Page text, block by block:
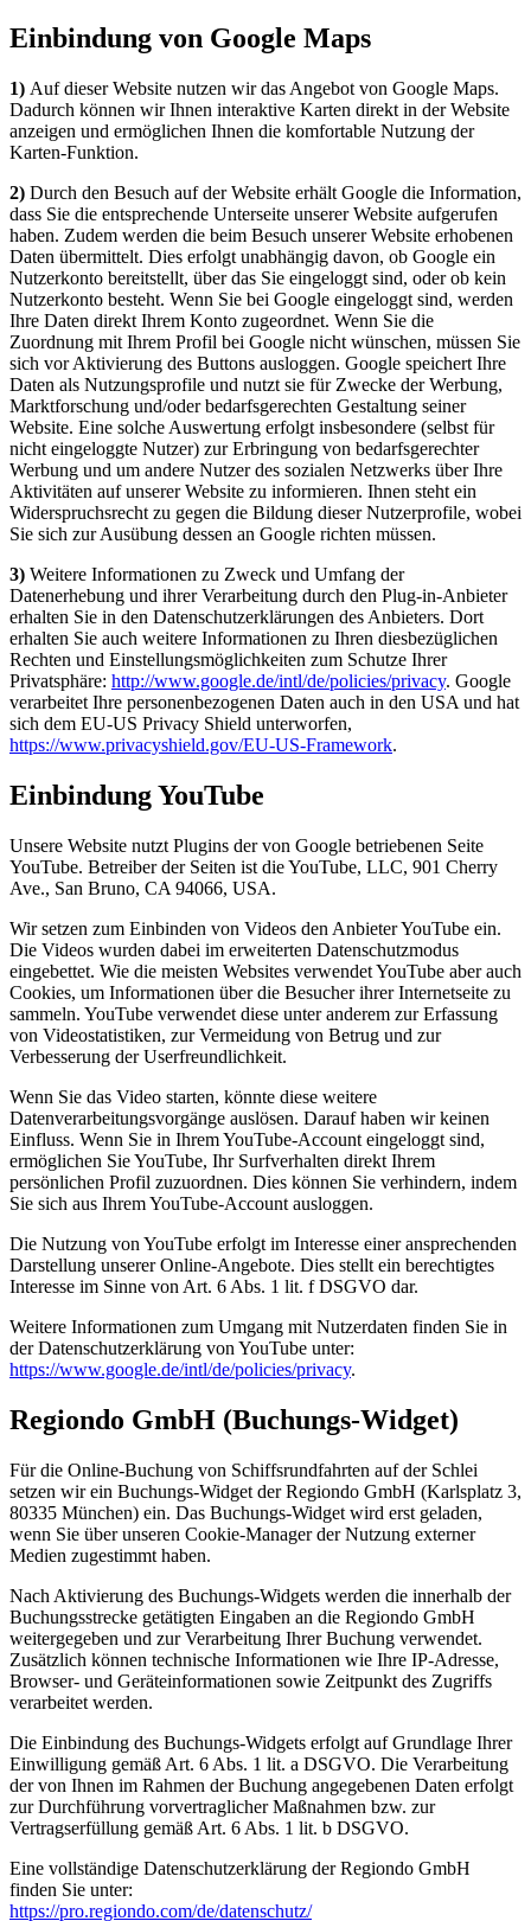
Einbindung von Google Maps
1) Auf dieser Website nutzen wir das Angebot von Google Maps.
Dadurch können wir Ihnen interaktive Karten direkt in der Website
anzeigen und ermöglichen Ihnen die komfortable Nutzung der
Karten-Funktion.
2) Durch den Besuch auf der Website erhält Google die Information,
dass Sie die entsprechende Unterseite unserer Website aufgerufen
haben. Zudem werden die beim Besuch unserer Website erhobenen
Daten übermittelt. Dies erfolgt unabhängig davon, ob Google ein
Nutzerkonto bereitstellt, über das Sie eingeloggt sind, oder ob kein
Nutzerkonto besteht. Wenn Sie bei Google eingeloggt sind, werden
Ihre Daten direkt Ihrem Konto zugeordnet. Wenn Sie die
Zuordnung mit Ihrem Profil bei Google nicht wünschen, müssen Sie
sich vor Aktivierung des Buttons ausloggen. Google speichert Ihre
Daten als Nutzungsprofile und nutzt sie für Zwecke der Werbung,
Marktforschung und/oder bedarfsgerechten Gestaltung seiner
Website. Eine solche Auswertung erfolgt insbesondere (selbst für
nicht eingeloggte Nutzer) zur Erbringung von bedarfsgerechter
Werbung und um andere Nutzer des sozialen Netzwerks über Ihre
Aktivitäten auf unserer Website zu informieren. Ihnen steht ein
Widerspruchsrecht zu gegen die Bildung dieser Nutzerprofile, wobei
Sie sich zur Ausübung dessen an Google richten müssen.
3) Weitere Informationen zu Zweck und Umfang der
Datenerhebung und ihrer Verarbeitung durch den Plug-in-Anbieter
erhalten Sie in den Datenschutzerklärungen des Anbieters. Dort
erhalten Sie auch weitere Informationen zu Ihren diesbezüglichen
Rechten und Einstellungsmöglichkeiten zum Schutze Ihrer
Privatsphäre: http://www.google.de/intl/de/policies/privacy. Google
verarbeitet Ihre personenbezogenen Daten auch in den USA und hat
sich dem EU-US Privacy Shield unterworfen,
https://www.privacyshield.gov/EU-US-Framework.
Einbindung YouTube
Unsere Website nutzt Plugins der von Google betriebenen Seite
YouTube. Betreiber der Seiten ist die YouTube, LLC, 901 Cherry
Ave., San Bruno, CA 94066, USA.
Wir setzen zum Einbinden von Videos den Anbieter YouTube ein.
Die Videos wurden dabei im erweiterten Datenschutzmodus
eingebettet. Wie die meisten Websites verwendet YouTube aber auch
Cookies, um Informationen über die Besucher ihrer Internetseite zu
sammeln. YouTube verwendet diese unter anderem zur Erfassung
von Videostatistiken, zur Vermeidung von Betrug und zur
Verbesserung der Userfreundlichkeit.
Wenn Sie das Video starten, könnte diese weitere
Datenverarbeitungsvorgänge auslösen. Darauf haben wir keinen
Einfluss. Wenn Sie in Ihrem YouTube-Account eingeloggt sind,
ermöglichen Sie YouTube, Ihr Surfverhalten direkt Ihrem
persönlichen Profil zuzuordnen. Dies können Sie verhindern, indem
Sie sich aus Ihrem YouTube-Account ausloggen.
Die Nutzung von YouTube erfolgt im Interesse einer ansprechenden
Darstellung unserer Online-Angebote. Dies stellt ein berechtigtes
Interesse im Sinne von Art. 6 Abs. 1 lit. f DSGVO dar.
Weitere Informationen zum Umgang mit Nutzerdaten finden Sie in
der Datenschutzerklärung von YouTube unter:
https://www.google.de/intl/de/policies/privacy.
Regiondo GmbH (Buchungs-Widget)
Für die Online-Buchung von Schiffsrundfahrten auf der Schlei
setzen wir ein Buchungs-Widget der Regiondo GmbH (Karlsplatz 3,
80335 München) ein. Das Buchungs-Widget wird erst geladen,
wenn Sie über unseren Cookie-Manager der Nutzung externer
Medien zugestimmt haben.
Nach Aktivierung des Buchungs-Widgets werden die innerhalb der
Buchungsstrecke getätigten Eingaben an die Regiondo GmbH
weitergegeben und zur Verarbeitung Ihrer Buchung verwendet.
Zusätzlich können technische Informationen wie Ihre IP-Adresse,
Browser- und Geräteinformationen sowie Zeitpunkt des Zugriffs
verarbeitet werden.
Die Einbindung des Buchungs-Widgets erfolgt auf Grundlage Ihrer
Einwilligung gemäß Art. 6 Abs. 1 lit. a DSGVO. Die Verarbeitung
der von Ihnen im Rahmen der Buchung angegebenen Daten erfolgt
zur Durchführung vorvertraglicher Maßnahmen bzw. zur
Vertragserfüllung gemäß Art. 6 Abs. 1 lit. b DSGVO.
Eine vollständige Datenschutzerklärung der Regiondo GmbH
finden Sie unter:
https://pro.regiondo.com/de/datenschutz/